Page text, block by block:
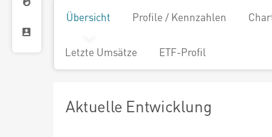
Übersicht Profile / Kennzahlen
Letzte Umsätze ETF-Profil
Aktuelle Entwicklung